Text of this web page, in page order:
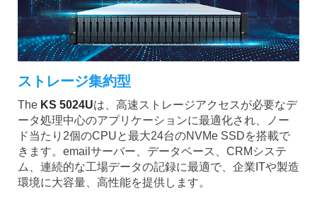
ストレージ集約型
The KS 5024Uは、高速ストレージアクセスが必要なデ
ータ処理中心のアプリケーションに最適化され、ノー
ド当たり2個のCPUと最大24台のNVMe SSDを搭載で
きます。emailサーバー、データベース、CRMシステ
ム、連続的な工場データの記録に最適で、企業ITや製造
環境に大容量、高性能を提供します。